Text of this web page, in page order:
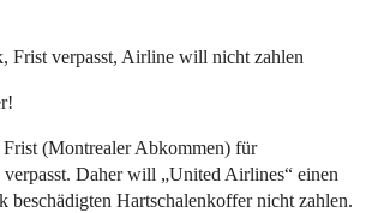
Frist verpasst, Airline will nicht zahlen
Frist (Montrealer Abkommen) für
verpasst. Daher will „United Airlines“ einen
beschädigten Hartschalenkoffer nicht zahlen.